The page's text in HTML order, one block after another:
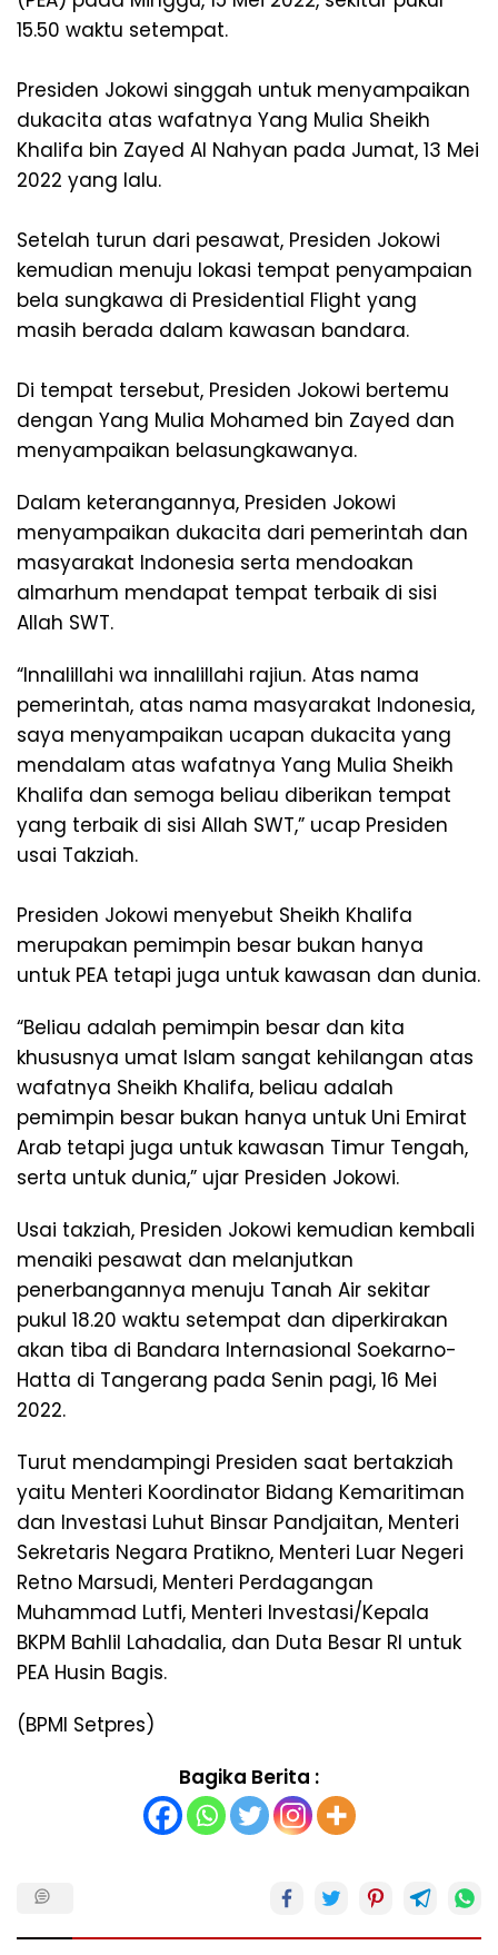
15.50 waktu setempat.
Presiden Jokowi singgah untuk menyampaikan
dukacita atas wafatnya Yang Mulia Sheikh
Khalifa bin Zayed Al Nahyan pada Jumat, 13 Mei
2022 yang lalu.
Setelah turun dari pesawat, Presiden Jokowi
kemudian menuju lokasi tempat penyampaian
bela sungkawa di Presidential Flight yang
masih berada dalam kawasan bandara.
Di tempat tersebut, Presiden Jokowi bertemu
dengan Yang Mulia Mohamed bin Zayed dan
menyampaikan belasungkawanya.
Dalam keterangannya, Presiden Jokowi
menyampaikan dukacita dari pemerintah dan
masyarakat Indonesia serta mendoakan
almarhum mendapat tempat terbaik di sisi
Allah SWT.
“Innalillahi wa innalillahi rajiun. Atas nama
pemerintah, atas nama masyarakat Indonesia,
saya menyampaikan ucapan dukacita yang
mendalam atas wafatnya Yang Mulia Sheikh
Khalifa dan semoga beliau diberikan tempat
yang terbaik di sisi Allah SWT,” ucap Presiden
usai Takziah.
Presiden Jokowi menyebut Sheikh Khalifa
merupakan pemimpin besar bukan hanya
untuk PEA tetapi juga untuk kawasan dan dunia.
“Beliau adalah pemimpin besar dan kita
khususnya umat Islam sangat kehilangan atas
wafatnya Sheikh Khalifa, beliau adalah
pemimpin besar bukan hanya untuk Uni Emirat
Arab tetapi juga untuk kawasan Timur Tengah,
serta untuk dunia,” ujar Presiden Jokowi.
Usai takziah, Presiden Jokowi kemudian kembali
menaiki pesawat dan melanjutkan
penerbangannya menuju Tanah Air sekitar
pukul 18.20 waktu setempat dan diperkirakan
akan tiba di Bandara Internasional Soekarno-
Hatta di Tangerang pada Senin pagi, 16 Mei
2022.
Turut mendampingi Presiden saat bertakziah
yaitu Menteri Koordinator Bidang Kemaritiman
dan Investasi Luhut Binsar Pandjaitan, Menteri
Sekretaris Negara Pratikno, Menteri Luar Negeri
Retno Marsudi, Menteri Perdagangan
Muhammad Lutfi, Menteri Investasi/Kepala
BKPM Bahlil Lahadalia, dan Duta Besar RI untuk
PEA Husin Bagis.
(BPMI Setpres)
Bagika Berita :